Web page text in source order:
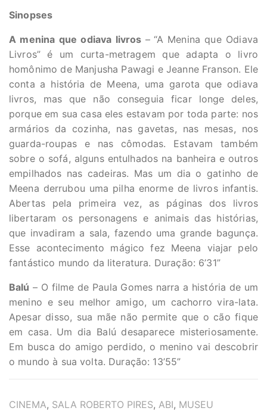
Sinopses
A menina que odiava livros – “A Menina que Odiava
Livros” é um curta-metragem que adapta o livro
homônimo de Manjusha Pawagi e Jeanne Franson. Ele
conta a história de Meena, uma garota que odiava
livros, mas que não conseguia ficar longe deles,
porque em sua casa eles estavam por toda parte: nos
armários da cozinha, nas gavetas, nas mesas, nos
guarda-roupas e nas cômodas. Estavam também
sobre o sofá, alguns entulhados na banheira e outros
empilhados nas cadeiras. Mas um dia o gatinho de
Meena derrubou uma pilha enorme de livros infantis.
Abertas pela primeira vez, as páginas dos livros
libertaram os personagens e animais das histórias,
que invadiram a sala, fazendo uma grande bagunça.
Esse acontecimento mágico fez Meena viajar pelo
fantástico mundo da literatura. Duração: 6’31”
Balú – O filme de Paula Gomes narra a história de um
menino e seu melhor amigo, um cachorro vira-lata.
Apesar disso, sua mãe não permite que o cão fique
em casa. Um dia Balú desaparece misteriosamente.
Em busca do amigo perdido, o menino vai descobrir
o mundo à sua volta. Duração: 13’55”
TAGS
CINEMA, SALA ROBERTO PIRES, ABI, MUSEU